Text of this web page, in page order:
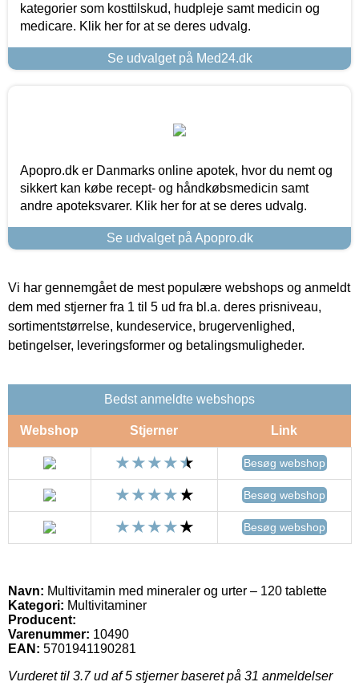
kategorier som kosttilskud, hudpleje samt medicin og
medicare. Klik her for at se deres udvalg.
Se udvalget på Med24.dk
Apopro.dk er Danmarks online apotek, hvor du nemt og
sikkert kan købe recept- og håndkøbsmedicin samt
andre apoteksvarer. Klik her for at se deres udvalg.
Se udvalget på Apopro.dk
Vi har gennemgået de mest populære webshops og anmeldt
dem med stjerner fra 1 til 5 ud fra bl.a. deres prisniveau,
sortimentstørrelse, kundeservice, brugervenlighed,
betingelser, leveringsformer og betalingsmuligheder.
Bedst anmeldte webshops
Webshop Stjerner Link
Besøg webshop
Besøg webshop
Besøg webshop
Navn: Multivitamin med mineraler og urter – 120 tablette
Kategori: Multivitaminer
Producent:
Varenummer: 10490
EAN: 5701941190281
Vurderet til 3.7ud af 5 stjerner baseret på 31 anmeldelser